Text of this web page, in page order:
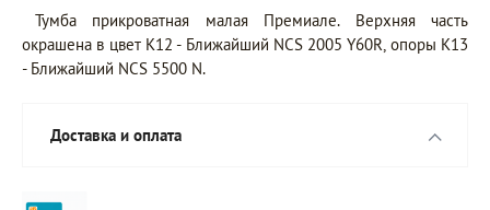
Тумба прикроватная малая Премиале. Верхняя часть
окрашена в цвет K12 - Ближайший NCS 2005 Y60R, опоры K13
- Ближайший NCS 5500 N.
Доставка и оплата